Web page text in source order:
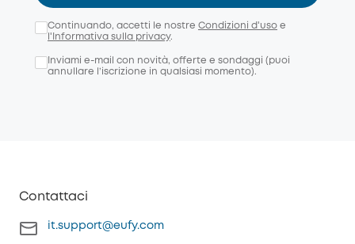
Continuando, accetti le nostre Condizioni d'uso e
l'Informativa sulla privacy.
Inviami e-mail con novità, offerte e sondaggi (puoi
annullare l’iscrizione in qualsiasi momento).
Contattaci
it.support@eufy.com